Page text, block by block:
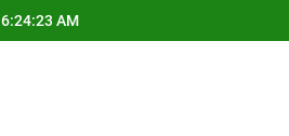
6:24:24 AM